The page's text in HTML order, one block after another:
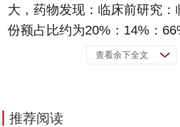
大，药物发现：临床前研究：
份额占比约为20%：14%：
查看余下全文
推荐阅读